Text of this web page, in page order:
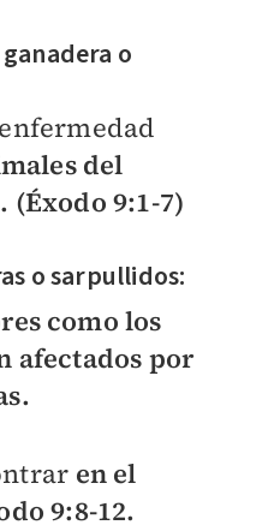
o
del
(Éxodo 9:1-7)
o sarpullidos:
como los
afectados por
en el
9:8-12.